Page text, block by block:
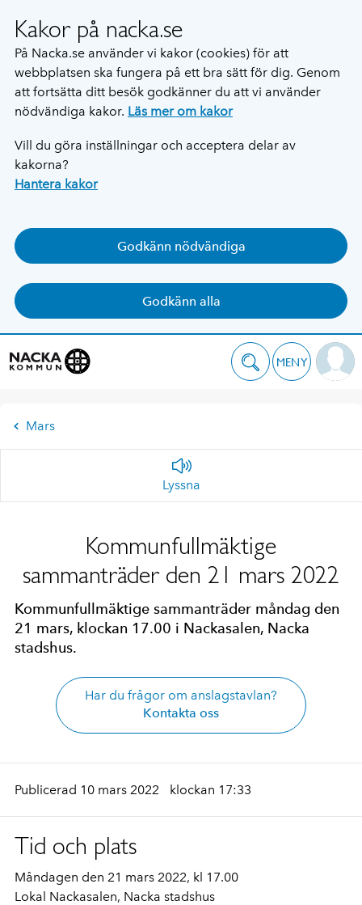
Kakor på nacka.se
På Nacka.se använder vi kakor (cookies) för att
webbplatsen ska fungera på ett bra sätt för dig. Genom
att fortsätta ditt besök godkänner du att vi använder
nödvändiga kakor. Läs mer om kakor
Vill du göra inställningar och acceptera delar av
kakorna?
Hantera kakor
Godkänn nödvändiga
Godkänn alla
MENY
Mars
Lyssna
Kommunfullmäktige
sammanträder den 21 mars 2022
Kommunfullmäktige sammanträder måndag den
21 mars, klockan 17.00 i Nackasalen, Nacka
stadshus.
Har du frågor om anslagstavlan?
Kontakta oss
Publicerad 10 mars 2022 klockan 17:33
Tid och plats
Måndagen den 21 mars 2022, kl 17.00
Lokal Nackasalen, Nacka stadshus